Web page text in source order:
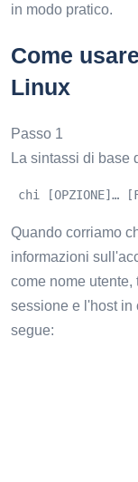
in modo pratico.
Come
Linux
Passo 1
La sintassi di base
chi [OPZIONE]…
Quando corriamo
informazioni
come nome
sessione e l'host in
segue: